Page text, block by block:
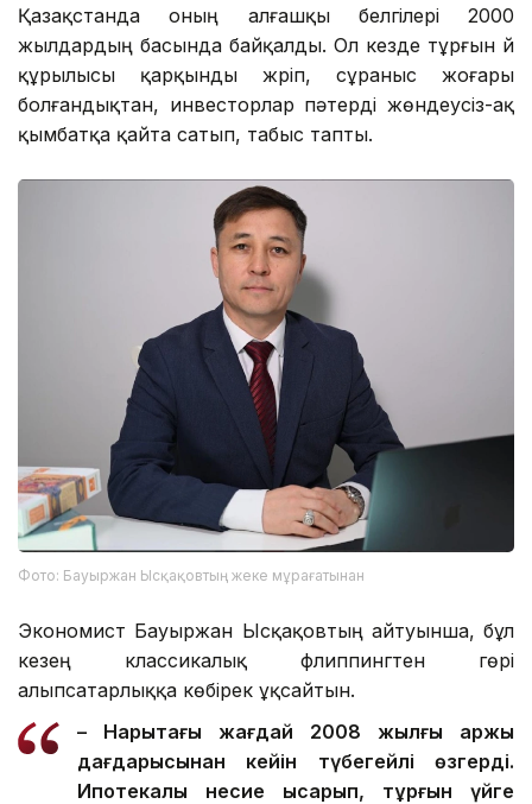
Қазақстанда оның алғашқы белгілері 2000
жылдардың басында байқалды. Ол кезде тұрғын үй
құрылысы қарқынды жүріп, сұраныс жоғары
болғандықтан, инвесторлар пәтерді жөндеусіз-ақ
қымбатқа қайта сатып, табыс тапты.
Фото: Бауыржан Ысқақовтың жеке мұрағатынан
Экономист Бауыржан Ысқақовтың айтуынша, бұл
кезең классикалық флиппингтен гөрі
алыпсатарлыққа көбірек ұқсайтын.
– Нарықтағы жағдай 2008 жылғы қаржы
дағдарысынан кейін түбегейлі өзгерді.
Ипотекалық несие қысқарып, тұрғын үйге